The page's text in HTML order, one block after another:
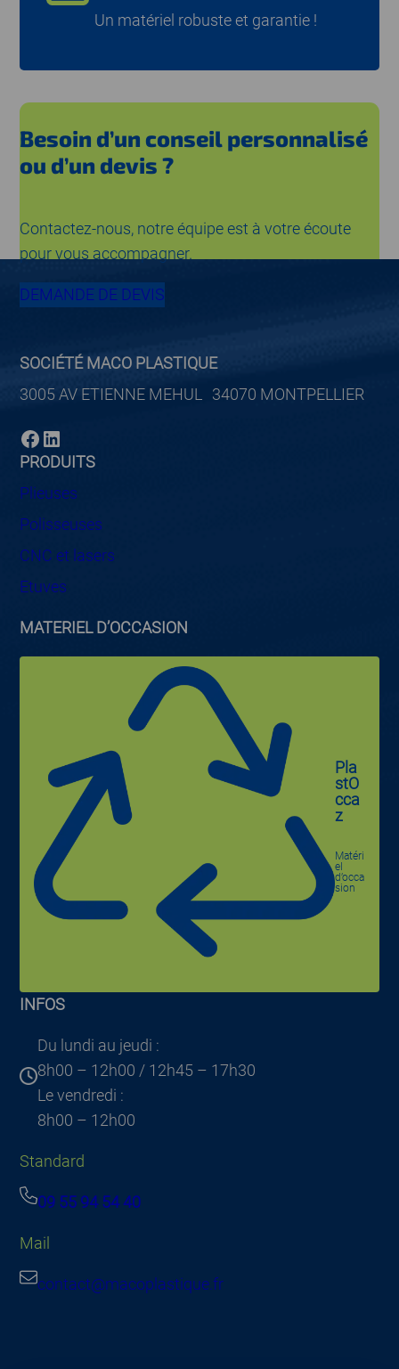
Un matériel robuste et garantie !
Besoin d’un conseil personnalisé
ou d’un devis ?
Contactez-nous, notre équipe est à votre écoute
pour vous accompagner.
DEMANDE DE DEVIS
SOCIÉTÉ MACO PLASTIQUE
3005 AV ETIENNE MEHUL 34070 MONTPELLIER
Facebook LinkedIn
PRODUITS
Plieuses
Polisseuses
CNC et lasers
Etuves
MATERIEL D’OCCASION
Pla
stO
cca
z
Matéri
el
d’occa
sion
INFOS
Du lundi au jeudi :
8h00 – 12h00 / 12h45 – 17h30
Le vendredi :
8h00 – 12h00
Standard
09 55 94 54 40
Mail
contact@macoplastique.fr